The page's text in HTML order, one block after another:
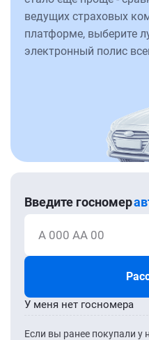
ведущих страховых
платформе, выберите
электронный полис
Введите госномер
А 000 АА 00
Если вы ранее покупали у
У меня нет госномера